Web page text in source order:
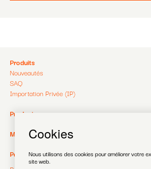
Cookies
Nous utilisons des cookies pour améliorer votre
site web.
Pied
de
page
Produits
Nouveautés
SAQ
Importation Privée (IP)
Pied
de
page
Producteurs
Pied
de
MagaZine
Pied
Payer